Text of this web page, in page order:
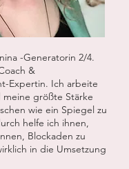
-Generatorin 2/4.
&
Expertin. Ich arbeite
größte Stärke
wie ein Spiegel zu
helfe ich ihnen,
Blockaden zu
in die Umsetzung